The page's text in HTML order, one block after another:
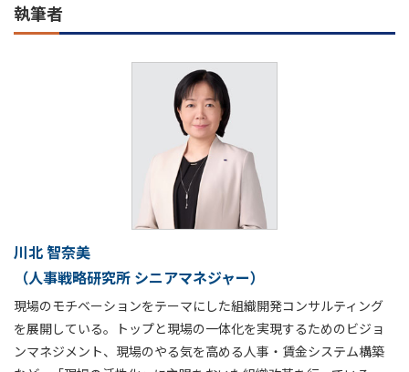
執筆者
川北 智奈美
（人事戦略研究所 シニアマネジャー）
現場のモチベーションをテーマにした組織開発コンサルティング
を展開している。トップと現場の一体化を実現するためのビジョ
ンマネジメント、現場のやる気を高める人事・賃金システム構築